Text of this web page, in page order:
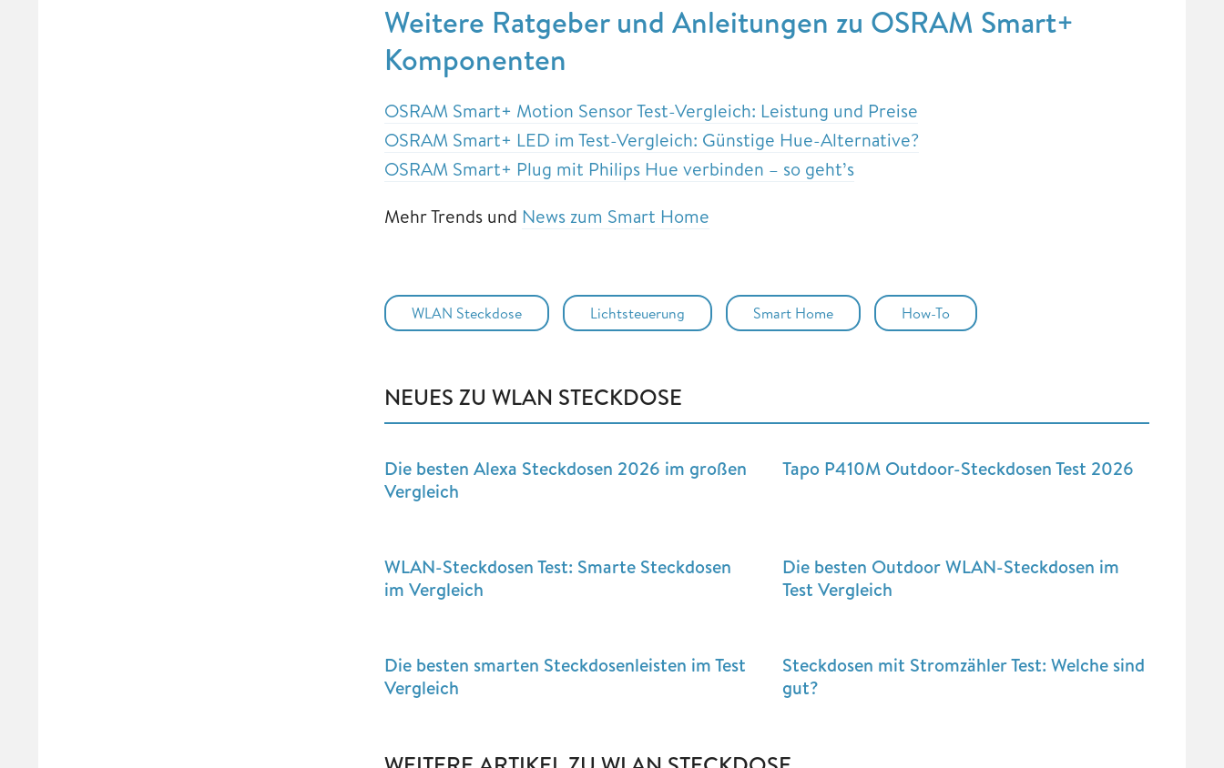
Weitere Ratgeber und Anleitungen zu OSRAM Smart+
Komponenten
OSRAM Smart+ Motion Sensor Test-Vergleich: Leistung und Preise
OSRAM Smart+ LED im Test-Vergleich: Günstige Hue-Alternative?
OSRAM Smart+ Plug mit Philips Hue verbinden – so geht’s
Mehr Trends und News zum Smart Home
WLAN Steckdose Lichtsteuerung Smart Home How-To
NEUES ZU WLAN STECKDOSE
Die besten Alexa Steckdosen 2026 im großen
Vergleich
Tapo P410M Outdoor-Steckdosen Test 2026
WLAN-Steckdosen Test: Smarte Steckdosen
im Vergleich
Die besten Outdoor WLAN-Steckdosen im
Test Vergleich
Die besten smarten Steckdosenleisten im Test
Vergleich
Steckdosen mit Stromzähler Test: Welche sind
gut?